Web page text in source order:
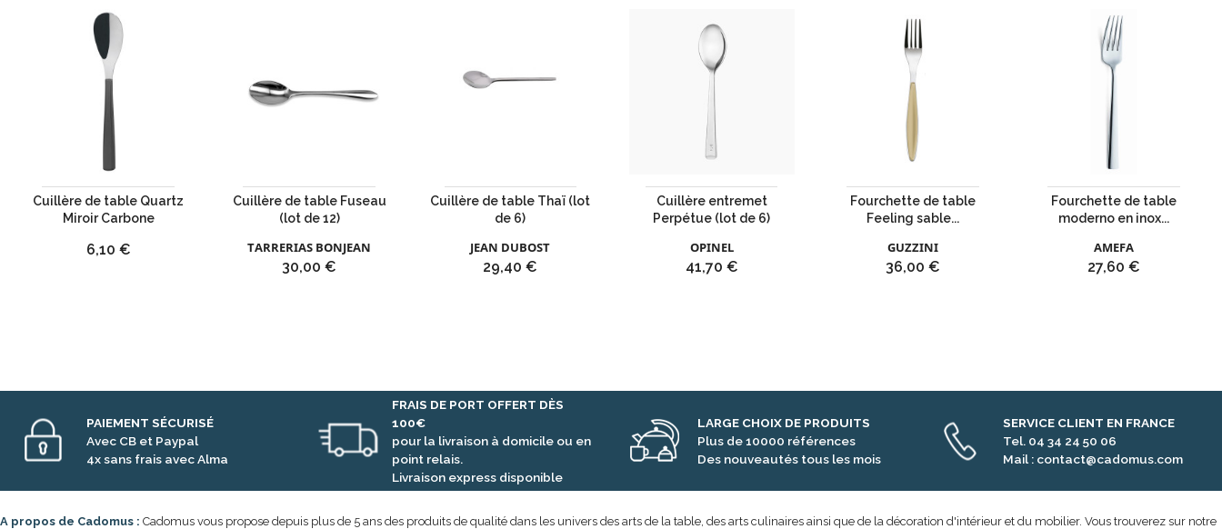
Cuillère de table Quartz
Miroir Carbone
Prix
6,10 €
Cuillère de table Fuseau
(lot de 12)
TARRERIAS BONJEAN
Prix
30,00 €
Cuillère de table Thaï (lot
de 6)
JEAN DUBOST
Prix
29,40 €
Cuillère entremet
Perpétue (lot de 6)
OPINEL
Prix
41,70 €
Fourchette de table
Feeling sable...
GUZZINI
Prix
36,00 €
Fourchette de table
moderno en inox...
AMEFA
Prix
27,60 €
PAIEMENT SÉCURISÉ
Avec CB et Paypal
4x sans frais avec Alma
FRAIS DE PORT OFFERT DÈS
100€
pour la livraison à domicile ou en
point relais.
Livraison express disponible
LARGE CHOIX DE PRODUITS
Plus de 10000 références
Des nouveautés tous les mois
SERVICE CLIENT EN FRANCE
Tel. 04 34 24 50 06
Mail : contact@cadomus.com
A propos de Cadomus : Cadomus vous propose depuis plus de 5 ans des produits de qualité dans les univers des arts de la table, des arts culinaires ainsi que de la décoration d'intérieur et du mobilier. Vous trouverez sur notre